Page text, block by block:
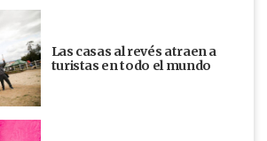
Las casas al revés atraen a
turistas en todo el mundo